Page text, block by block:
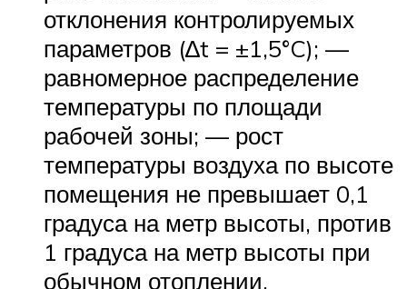
отклонения контролируемых
параметров (∆t = ±1,5°C); —
равномерное распределение
температуры по площади
рабочей зоны; — рост
температуры воздуха по высоте
помещения не превышает 0,1
градуса на метр высоты, против
1 градуса на метр высоты при
обычном отоплении.